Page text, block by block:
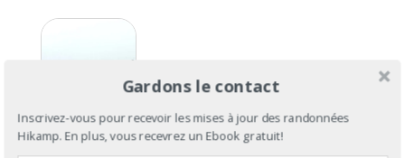
Gardons le contact
Inscrivez-vous pour recevoir les mises à jour des randonnées
Hikamp. En plus, vous recevrez un Ebook gratuit!